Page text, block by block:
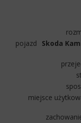
pojazd
Skoda
miejsce